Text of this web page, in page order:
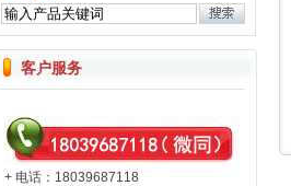
客户服务
+ 电话：18039687118